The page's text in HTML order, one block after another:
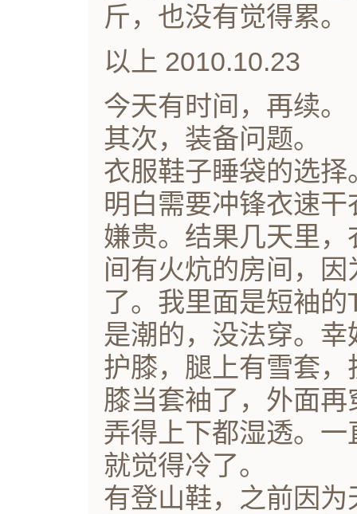
斤，也没有觉得累。
以上 2010.10.23
今天有时间，再续。
其次，装备问题。
衣服鞋子睡袋的选择
明白需要冲锋衣速
嫌贵。结果几天里
间有火炕的房间，
了。我里面是短袖
是潮的，没法穿。
护膝，腿上有雪套
膝当套袖了，外面
弄得上下都湿透。
就觉得冷了。
有登山鞋，之前因